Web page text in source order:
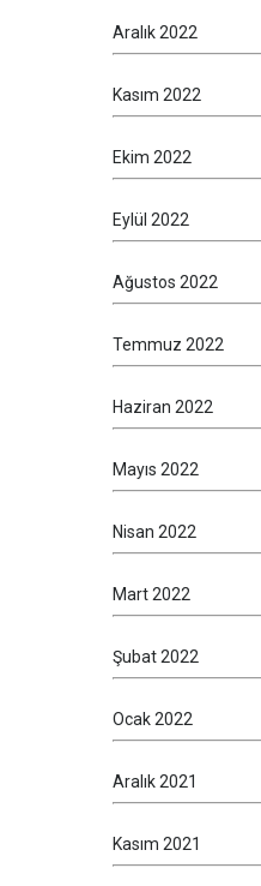
Aralık 2022
Kasım 2022
Ekim 2022
Eylül 2022
Ağustos 2022
Temmuz 2022
Haziran 2022
Mayıs 2022
Nisan 2022
Mart 2022
Şubat 2022
Ocak 2022
Aralık 2021
Kasım 2021